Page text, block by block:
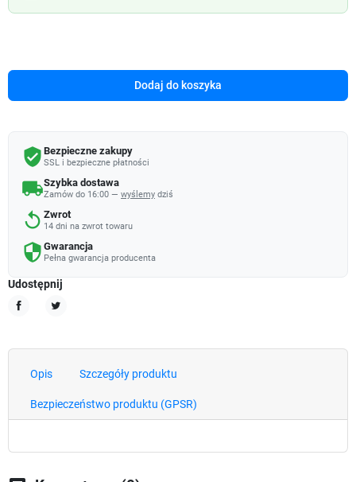
Dodaj do koszyka
verified_user Bezpieczne zakupy
SSL i bezpieczne płatności
local_shippingSzybka dostawa
Zamów do 16:00 — wyślemy dziś
replay Zwrot
14 dni na zwrot towaru
security Gwarancja
Pełna gwarancja producenta
Udostępnij
Opis Szczegóły produktu
Bezpieczeństwo produktu (GPSR)